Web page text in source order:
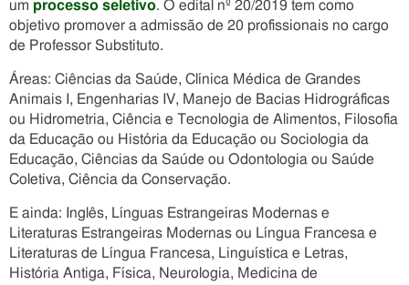
um processo seletivo. O edital nº 20/2019 tem como
objetivo promover a admissão de 20 profissionais no cargo
de Professor Substituto.
Áreas: Ciências da Saúde, Clínica Médica de Grandes
Animais I, Engenharias IV, Manejo de Bacias Hidrográficas
ou Hidrometria, Ciência e Tecnologia de Alimentos, Filosofia
da Educação ou História da Educação ou Sociologia da
Educação, Ciências da Saúde ou Odontologia ou Saúde
Coletiva, Ciência da Conservação.
E ainda: Inglês, Línguas Estrangeiras Modernas e
Literaturas Estrangeiras Modernas ou Língua Francesa e
Literaturas de Língua Francesa, Linguística e Letras,
História Antiga, Física, Neurologia, Medicina de